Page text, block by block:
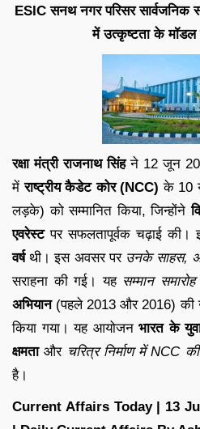
ESIC सनथ नगर परिसर सार्वजनिक
में उत्कृष्टता के
रक्षा मंत्री राजनाथ सिंहने 12 जून
मेंराष्ट्रीय कैडेट कोर (NCC) के 10
लड़के) को सम्मानित किया, जिन्होंने
एवरेस्टपर सफलतापूर्वक चढ़ाई
वर्षथी। इस अवसर पर उनके साहस,
सराहना की गई। यह सम्मान समारोह
अभियान(पहले 2013 और 2016) की
किया गया। यह आयोजनभारत के
क्षमताऔर चरित्र निर्माण में NCC
है।
Current Affairs Today | 13